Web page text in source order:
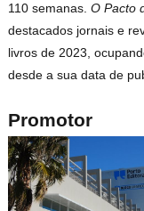
110 semanas.O Pacto
destacados jornais e
livros de 2023,
desde a sua data de
Promotor